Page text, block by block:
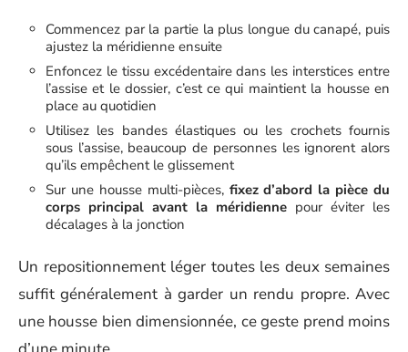
Commencez par la partie la plus longue du canapé, puis
ajustez la méridienne ensuite
Enfoncez le tissu excédentaire dans les interstices entre
l’assise et le dossier, c’est ce qui maintient la housse en
place au quotidien
Utilisez les bandes élastiques ou les crochets fournis
sous l’assise, beaucoup de personnes les ignorent alors
qu’ils empêchent le glissement
Sur une housse multi-pièces, fixez d’abord la pièce du
corps principal avant la méridienne pour éviter les
décalages à la jonction
Un repositionnement léger toutes les deux semaines
suffit généralement à garder un rendu propre. Avec
une housse bien dimensionnée, ce geste prend moins